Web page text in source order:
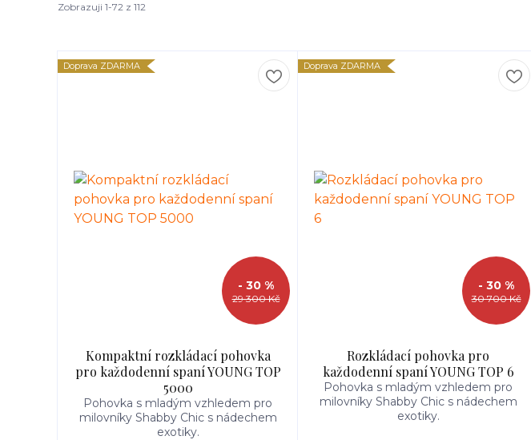
Zobrazuji 1-72 z 112
Doprava ZDARMA
29 300 Kč
- 30 %
Kompaktní rozkládací pohovka
pro každodenní spaní YOUNG TOP
5000
Pohovka s mladým vzhledem pro
milovníky Shabby Chic s nádechem
exotiky.
Doprava ZDARMA
30 700 Kč
- 30 %
Rozkládací pohovka pro
každodenní spaní YOUNG TOP 6
Pohovka s mladým vzhledem pro
milovníky Shabby Chic s nádechem
exotiky.